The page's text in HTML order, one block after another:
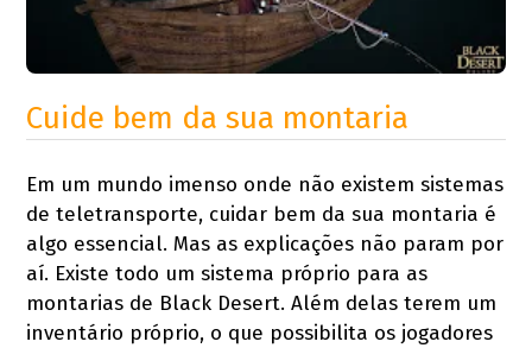
Cuide bem da sua montaria
Em um mundo imenso onde não existem sistemas
de teletransporte, cuidar bem da sua montaria é
algo essencial. Mas as explicações não param por
aí. Existe todo um sistema próprio para as
montarias de Black Desert. Além delas terem um
inventário próprio, o que possibilita os jogadores